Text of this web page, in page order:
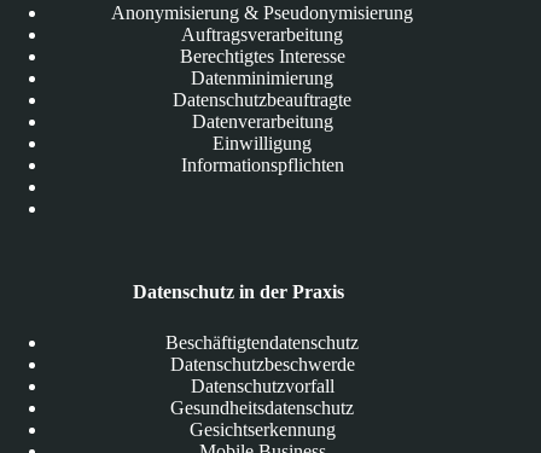
Anonymisierung & Pseudonymisierung
Auftragsverarbeitung
Berechtigtes Interesse
Datenminimierung
Datenschutzbeauftragte
Datenverarbeitung
Einwilligung
Informationspflichten
Datenschutz in der Praxis
Beschäftigtendatenschutz
Datenschutzbeschwerde
Datenschutzvorfall
Gesundheitsdatenschutz
Gesichtserkennung